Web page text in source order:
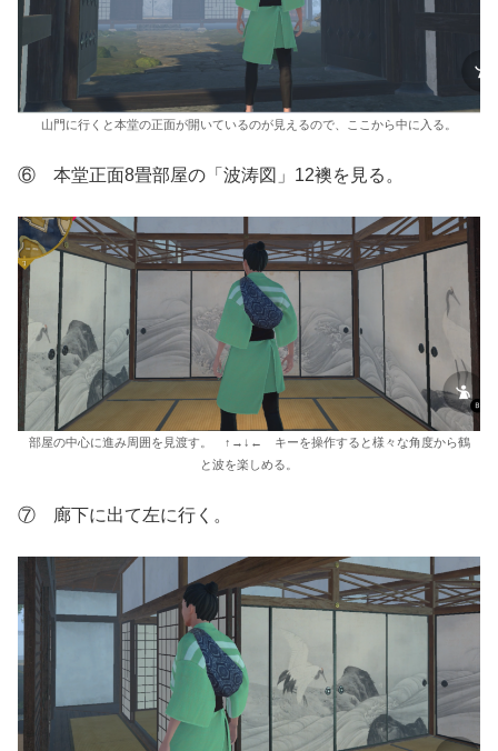
山門に行くと本堂の正面が開いているのが見えるので、ここから中に入る。
⑥ 本堂正面8畳部屋の「波涛図」12襖を見る。
部屋の中心に進み周囲を見渡す。 ↑→↓← キーを操作すると様々な角度から鶴
と波を楽しめる。
⑦ 廊下に出て左に行く。